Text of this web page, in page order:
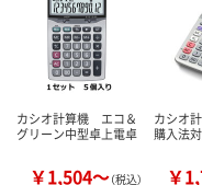
カシオ計算機 エコ＆
グリーン中型卓上電卓
￥1,504～（税込）
カシオ
購入法
￥